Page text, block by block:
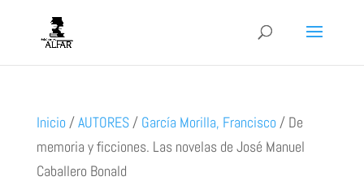
Inicio /AUTORES/ García Morilla, Francisco / De
memoria y ficciones. Las novelas de José Manuel
Caballero Bonald